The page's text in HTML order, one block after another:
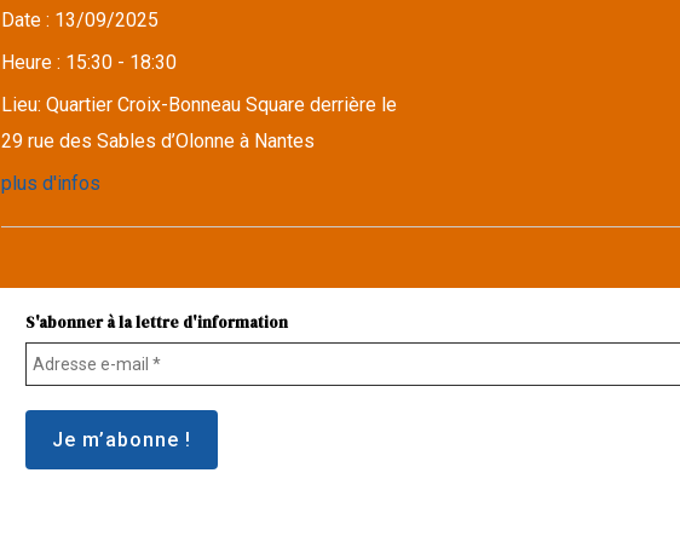
Date : 13/09/2025
Heure : 15:30 - 18:30
Lieu:Quartier Croix-Bonneau Square derrière le
29 rue des Sables d’Olonne à Nantes
plus d'infos
S'abonner à la lettre d'information